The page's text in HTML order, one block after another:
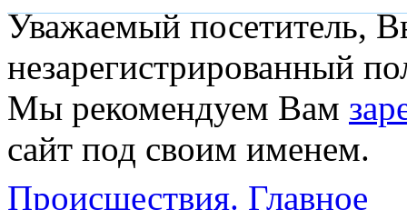
Уважаемый посетитель,
незарегистрированный
Мы рекомендуем Вам
сайт под своим именем.
Происшествия. Главное